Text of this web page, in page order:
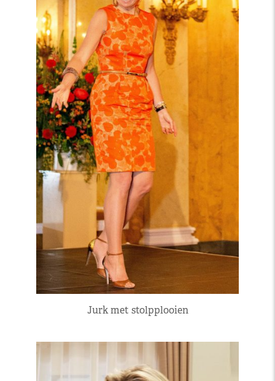
Jurk met stolpplooien